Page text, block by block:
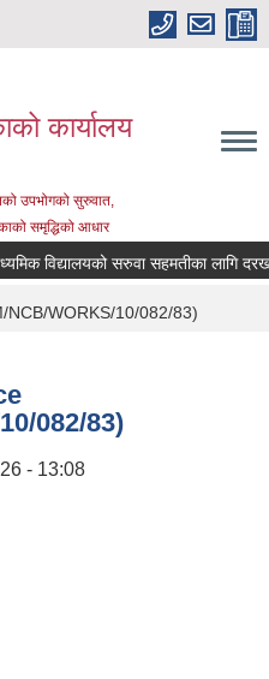
कार्यालय
उपभोगको सुरुवात,
समृद्धिको आधार
विद्यालयको सरुवा सहमतीका लागि
WORKS/10/082/83)
082/83)
- 13:08